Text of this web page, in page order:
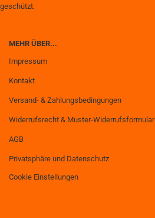
geschützt.
MEHR ÜBER...
Impressum
Kontakt
Versand- & Zahlungsbedingungen
Widerrufsrecht & Muster-Widerrufsformular
AGB
Privatsphäre und Datenschutz
Cookie Einstellungen